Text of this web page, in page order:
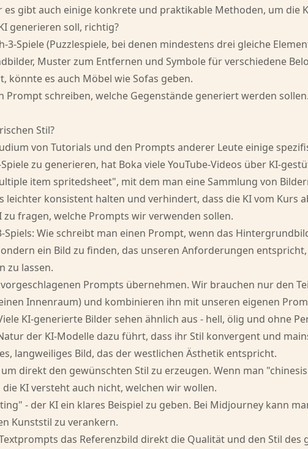
gibt auch einige konkrete und praktikable Methoden, um die
generieren soll, richtig?
3-Spiele (Puzzlespiele, bei denen mindestens drei gleiche
Muster zum Entfernen und Symbole für verschiedene
könnte es auch Möbel wie Sofas geben.
schreiben, welche Gegenstände generiert werden
Stil?
von Tutorials und den Prompts anderer Leute einige
zu generieren, hat Boka viele YouTube-Videos über KI-
item spritedsheet", mit dem man eine Sammlung von
leichter konsistent halten und verhindert, dass die KI vom Kurs
fragen, welche Prompts wir verwenden sollen.
Wie schreibt man einen Prompt, wenn das
ein Bild zu finden, das unseren Anforderungen
zu lassen.
Prompts übernehmen. Wir brauchen nur den
Innenraum) und kombinieren ihn mit unseren eigenen
KI-generierte Bilder sehen ähnlich aus - hell, ölig und ohne
der KI-Modelle dazu führt, dass ihr Stil konvergent und
langweiliges Bild, das der westlichen Ästhetik entspricht.
direkt den gewünschten Stil zu erzeugen. Wenn man
KI versteht auch nicht, welchen wir wollen.
- der KI ein klares Beispiel zu geben. Bei Midjourney kann
Kunststil zu verankern.
das Referenzbild direkt die Qualität und den Stil des